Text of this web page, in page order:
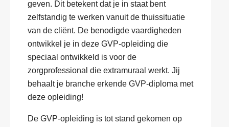
geven. Dit betekent dat je in staat bent
zelfstandig te werken vanuit de thuissituatie
van de cliënt. De benodigde vaardigheden
ontwikkel je in deze GVP-opleiding die
speciaal ontwikkeld is voor de
zorgprofessional die extramuraal werkt. Jij
behaalt je branche erkende GVP-diploma met
deze opleiding!
De GVP-opleiding is tot stand gekomen op